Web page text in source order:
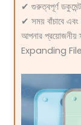
✔ গুরুত্বপূর্ণ
✔ সময় বাঁচাবে
আপনার
Expanding File